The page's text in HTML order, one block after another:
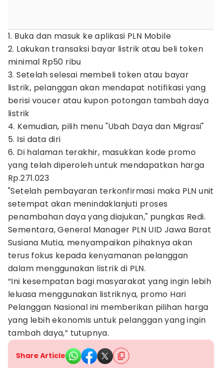
1. Buka dan masuk ke aplikasi PLN Mobile
2. Lakukan transaksi bayar listrik atau beli token
minimal Rp50 ribu
3. Setelah selesai membeli token atau bayar
listrik, pelanggan akan mendapat notifikasi yang
berisi voucer atau kupon potongan tambah daya
listrik
4. Kemudian, pilih menu "Ubah Daya dan Migrasi"
5. Isi data diri
6. Di halaman terakhir, masukkan kode promo
yang telah diperoleh untuk mendapatkan harga
Rp.271.023
"Setelah pembayaran terkonfirmasi maka PLN unit
setempat akan menindaklanjuti proses
penambahan daya yang diajukan," pungkas Redi.
Sementara, General Manager PLN UID Jawa Barat
Susiana Mutia, menyampaikan pihaknya akan
terus fokus kepada kenyamanan pelanggan
dalam menggunakan listrik di PLN.
“Ini kesempatan bagi masyarakat yang ingin lebih
leluasa menggunakan listriknya, promo Hari
Pelanggan Nasional ini memberikan pilihan harga
yang lebih ekonomis untuk pelanggan yang ingin
tambah daya,” tutupnya.
Share Article